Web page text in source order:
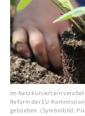
Im Netz kursiert ein
Reform der EU-
geblieben. (Symbolbild: